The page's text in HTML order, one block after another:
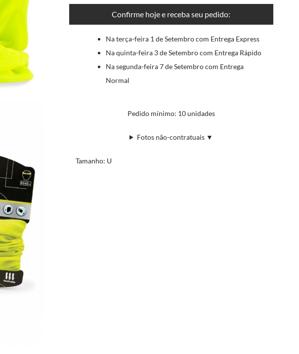
Confirme hoje e receba seu pedido:
Na terça-feira 1 de Setembro com Entrega Express
Na quinta-feira 3 de Setembro com Entrega Rápido
Na segunda-feira 7 de Setembro com Entrega
Normal
Pedido mínimo: 10 unidades
Fotos não-contratuais ▼
Tamanho: U